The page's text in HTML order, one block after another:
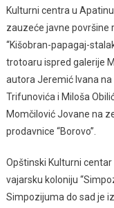
Kulturni centra u
zauzeće javne površine
“Kišobran-papagaj-
trotoaru ispred galerije
autora Jeremić Ivana na
Trifunovića i Miloša
Momčilović Jovane na
prodavnice “Borovo”.
Opštinski Kulturni
vajarsku koloniju
Simpozijuma do sad je